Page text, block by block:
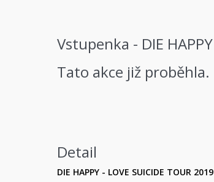
Vstupenka - DIE HAPPY
Tato akce již proběhla.
Detail
DIE HAPPY - LOVE SUICIDE TOUR 2019